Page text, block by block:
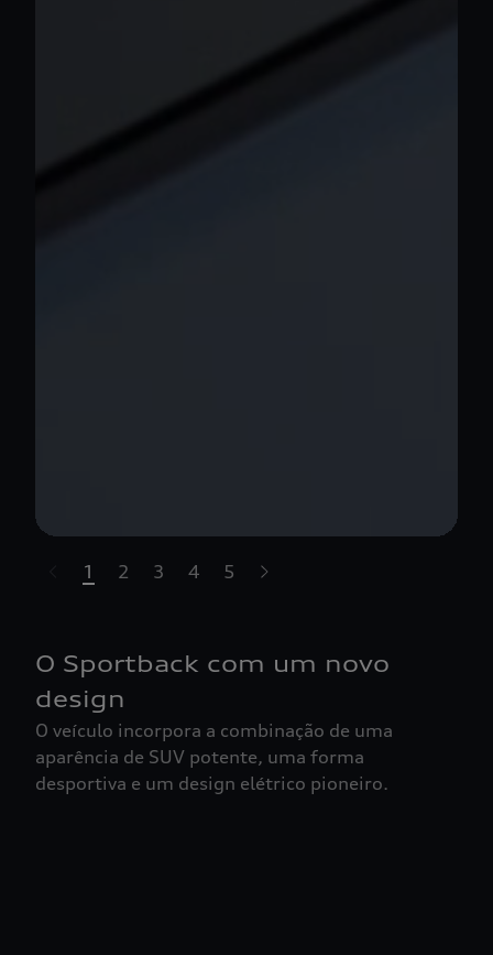
highlights.skipLinkText__
1 2 3 4 5
O Sportback com um novo
design
O veículo incorpora a combinação de uma
aparência de SUV potente, uma forma
desportiva e um design elétrico pioneiro.